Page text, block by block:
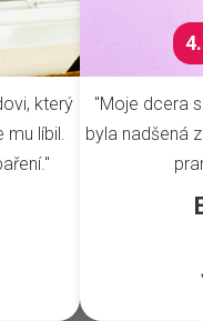
který
mu líbil.
"Moje dcera
byla nadšená